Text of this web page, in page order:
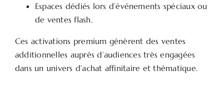
Espaces dédiés lors d’événements spéciaux ou
de ventes flash.
Ces activations premium génèrent des ventes
additionnelles auprès d’audiences très engagées
dans un univers d’achat affinitaire et thématique.